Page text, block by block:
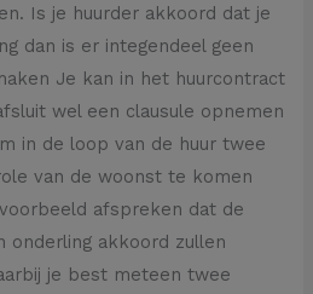
Is je huurder akkoord dat je
dan is er integendeel geen
Je kan in het huurcontract
wel een clausule opnemen
in de loop van de huur twee
van de woonst te komen
afspreken dat de
onderling akkoord zullen
je best meteen twee